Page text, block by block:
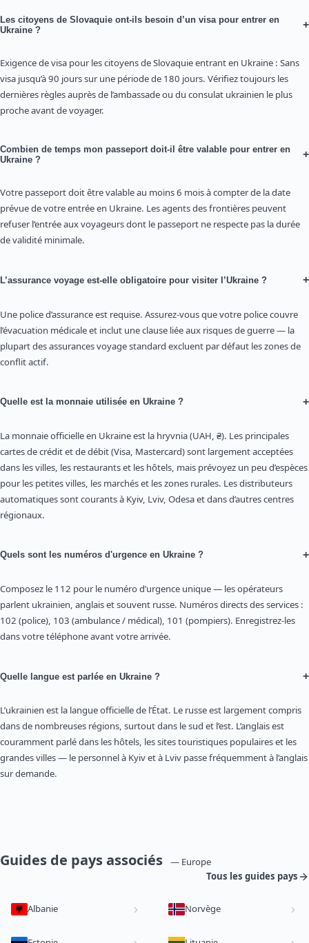
Les citoyens de Slovaquie ont-ils besoin d’un visa pour entrer en
Ukraine ?
+
Exigence de visa pour les citoyens de Slovaquie entrant en Ukraine : Sans
visa jusqu’à 90 jours sur une période de 180 jours. Vérifiez toujours les
dernières règles auprès de l’ambassade ou du consulat ukrainien le plus
proche avant de voyager.
Combien de temps mon passeport doit-il être valable pour entrer en
Ukraine ?
+
Votre passeport doit être valable au moins 6 mois à compter de la date
prévue de votre entrée en Ukraine. Les agents des frontières peuvent
refuser l’entrée aux voyageurs dont le passeport ne respecte pas la durée
de validité minimale.
L’assurance voyage est-elle obligatoire pour visiter l’Ukraine ? +
Une police d’assurance est requise. Assurez-vous que votre police couvre
l’évacuation médicale et inclut une clause liée aux risques de guerre — la
plupart des assurances voyage standard excluent par défaut les zones de
conflit actif.
Quelle est la monnaie utilisée en Ukraine ? +
La monnaie officielle en Ukraine est la hryvnia (UAH, ₴). Les principales
cartes de crédit et de débit (Visa, Mastercard) sont largement acceptées
dans les villes, les restaurants et les hôtels, mais prévoyez un peu d’espèces
pour les petites villes, les marchés et les zones rurales. Les distributeurs
automatiques sont courants à Kyiv, Lviv, Odesa et dans d’autres centres
régionaux.
Quels sont les numéros d'urgence en Ukraine ? +
Composez le 112 pour le numéro d’urgence unique — les opérateurs
parlent ukrainien, anglais et souvent russe. Numéros directs des services :
102 (police), 103 (ambulance / médical), 101 (pompiers). Enregistrez-les
dans votre téléphone avant votre arrivée.
Quelle langue est parlée en Ukraine ? +
L’ukrainien est la langue officielle de l’État. Le russe est largement compris
dans de nombreuses régions, surtout dans le sud et l’est. L’anglais est
couramment parlé dans les hôtels, les sites touristiques populaires et les
grandes villes — le personnel à Kyiv et à Lviv passe fréquemment à l’anglais
sur demande.
Guides de pays associés
— Europe
Tous les guides pays
Albanie Norvège